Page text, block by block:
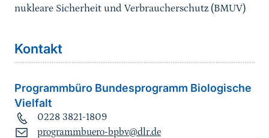
nukleare Sicherheit und Verbraucherschutz (BMUV)
Kontakt
Programmbüro Bundesprogramm Biologische
Vielfalt
0228 3821-1809
programmbuero-bpbv@dlr.de